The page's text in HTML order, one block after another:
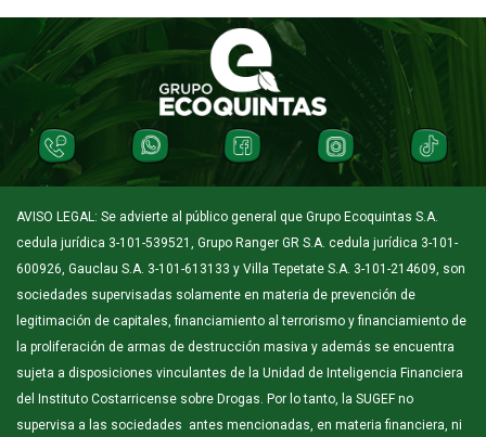
AVISO LEGAL: Se advierte al público general que Grupo Ecoquintas S.A.
cedula jurídica 3-101-539521, Grupo Ranger GR S.A. cedula jurídica 3-101-
600926, Gauclau S.A. 3-101-613133 y Villa Tepetate S.A. 3-101-214609, son
sociedades supervisadas solamente en materia de prevención de
legitimación de capitales, financiamiento al terrorismo y financiamiento de
la proliferación de armas de destrucción masiva y además se encuentra
sujeta a disposiciones vinculantes de la Unidad de Inteligencia Financiera
del Instituto Costarricense sobre Drogas. Por lo tanto, la SUGEF no
supervisa a las sociedades antes mencionadas, en materia financiera, ni